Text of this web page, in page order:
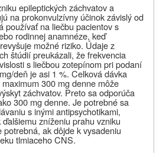
epileptických záchvatov a
na prokonvulzívny účinok závislý od
používať na liečbu pacientov s
rodinnej anamnéze, keď
možné riziko. Údaje z
štúdií preukázali, že frekvencia
s liečbou zotepínom pri podaní
deň je asi 1 %. Celková dávka
300 mg denne môže
záchvatov. Preto sa odporúča
300 mg denne. Je potrebné sa
s inými antipsychotikami,
zníženiu prahu vzniku
potrebná, ak dôjde k vysadeniu
tlmiaceho CNS.